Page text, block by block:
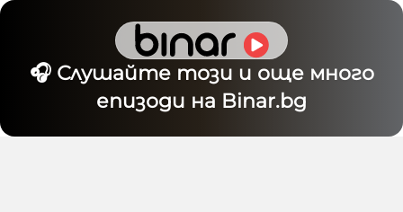
🎧 Слушайте този и още много
епизоди на Binar.bg